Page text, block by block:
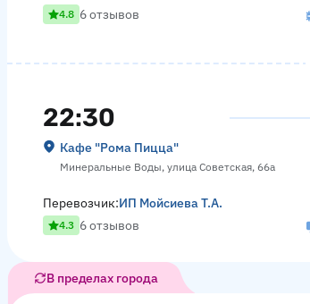
4.8 6 отзывов
22:30
Кафе "Рома Пицца"
Минеральные Воды, улица Советская, 66а
Перевозчик:ИП Мойсиева Т.А.
4.3 6 отзывов
В пределах города